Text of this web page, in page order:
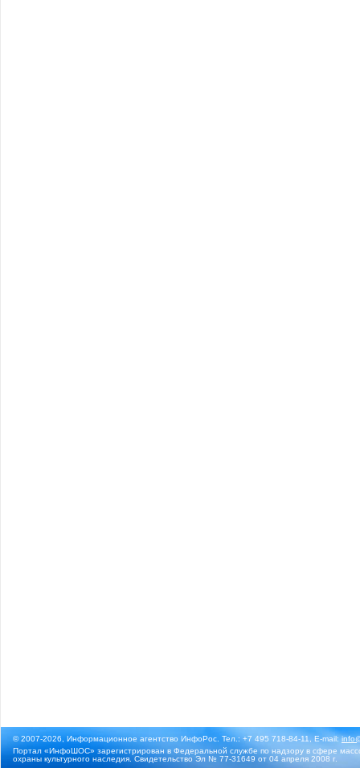
© 2007-2026, Информационное агентство ИнфоРос. Тел.: +7 495 718-84-11, E-mail:
Портал «ИнфоШОС» зарегистрирован в Федеральной службе по надзору в сфере
охраны культурного наследия. Свидетельство Эл № 77-31649 от 04 апреля 2008 г.